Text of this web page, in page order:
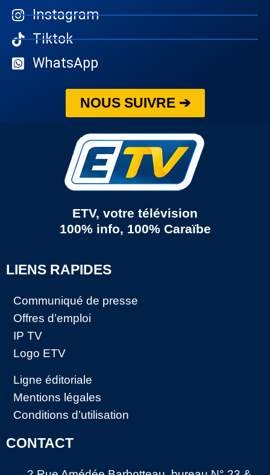
Instagram
Tiktok
WhatsApp
NOUS SUIVRE ➔
ETV, votre télévision
100% info, 100% Caraïbe
LIENS RAPIDES
Communiqué de presse
Offres d’emploi
IP TV
Logo ETV
Ligne éditoriale
Mentions légales
Conditions d’utilisation
CONTACT